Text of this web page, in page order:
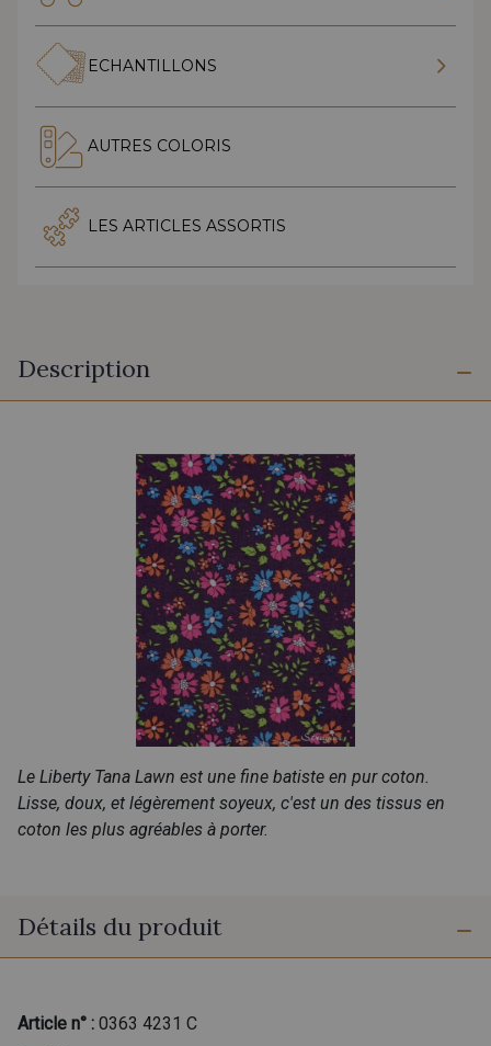
ECHANTILLONS
AUTRES COLORIS
LES ARTICLES ASSORTIS
Description
Le Liberty Tana Lawn est une fine batiste en pur coton.
Lisse, doux, et légèrement soyeux, c'est un des tissus en
coton les plus agréables à porter.
Détails du produit
Article n° : 0363 4231 C